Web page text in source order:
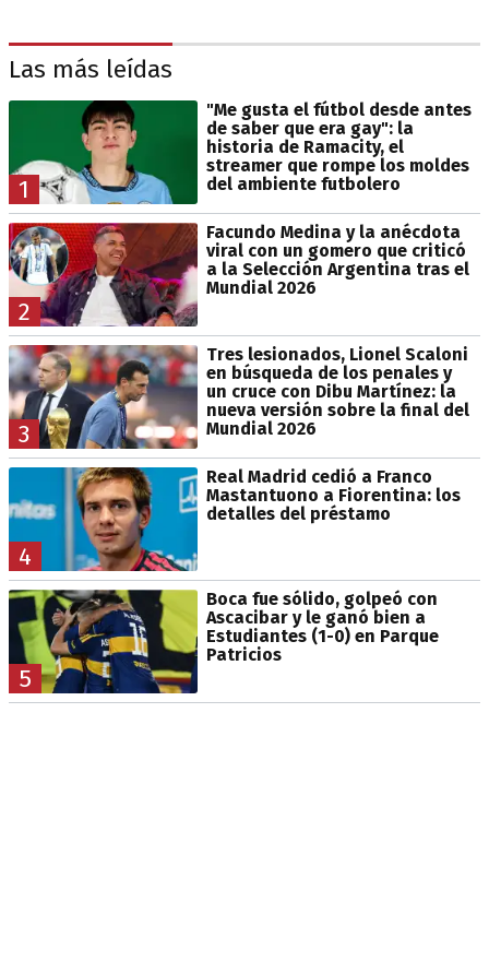
Las más leídas
1
"Me gusta el fútbol desde antes
de saber que era gay": la
historia de Ramacity, el
streamer que rompe los moldes
del ambiente futbolero
2
Facundo Medina y la anécdota
viral con un gomero que criticó
a la Selección Argentina tras el
Mundial 2026
3
Tres lesionados, Lionel Scaloni
en búsqueda de los penales y
un cruce con Dibu Martínez: la
nueva versión sobre la final del
Mundial 2026
4
Real Madrid cedió a Franco
Mastantuono a Fiorentina: los
detalles del préstamo
5
Boca fue sólido, golpeó con
Ascacibar y le ganó bien a
Estudiantes (1-0) en Parque
Patricios